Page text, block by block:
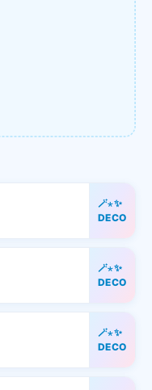
🪄⋆✨
DECO
🪄⋆✨
DECO
🪄⋆✨
DECO